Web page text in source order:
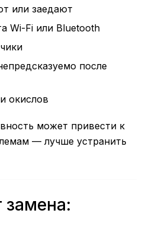
или заедают
Wi-Fi или Bluetooth
после
окислов
может привести к
— лучше устранить
замена: